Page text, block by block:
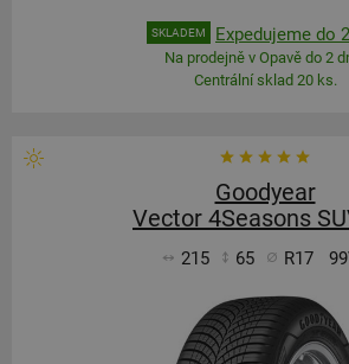
SKLADEM Expedujeme do
Na prodejně v Opavě do 2
Centrální sklad 20 ks.
Goodyear
Vector 4Seasons
215 65 R17